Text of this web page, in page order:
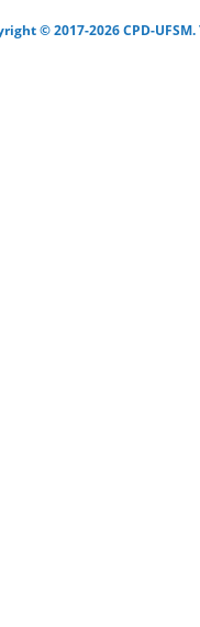
© 2017-2026 CPD-